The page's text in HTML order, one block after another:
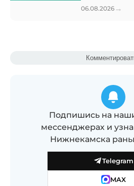
06.08.2026 →
Подпишись на
мессенджерах и
Нижнекамска
Telegram
MAX